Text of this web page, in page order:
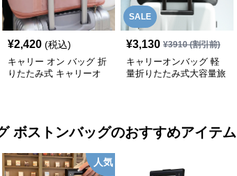
¥2,420 (税込)
キャリー オン バッグ 折
りたたみ式 キャリーオ
SALE
¥3,130 ¥3910(割引前)
キャリーオンバッグ 軽
量折りたたみ式大容量旅
ボストンバッグのおすすめアイテム
人気